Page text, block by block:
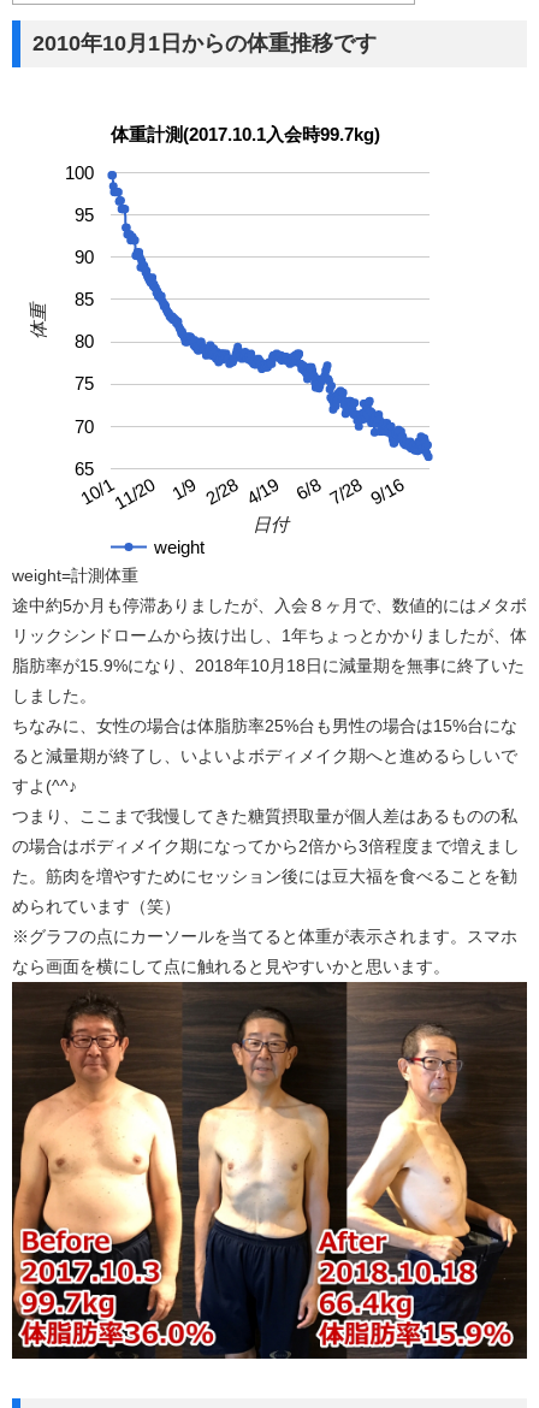
2010年10月1日からの体重推移です
体重計測(2017.10.1入会時99.7kg)
weight
10/111/20 1/9 2/28 4/19 6/8 7/28 9/16
65
70
75
80
85
90
95
100
日付
体重
weight=計測体重
途中約5か月も停滞ありましたが、入会８ヶ月で、数値的にはメタボ
リックシンドロームから抜け出し、1年ちょっとかかりましたが、体
脂肪率が15.9%になり、2018年10月18日に減量期を無事に終了いた
しました。
ちなみに、女性の場合は体脂肪率25%台も男性の場合は15%台にな
ると減量期が終了し、いよいよボディメイク期へと進めるらしいで
すよ(^^♪
つまり、ここまで我慢してきた糖質摂取量が個人差はあるものの私
の場合はボディメイク期になってから2倍から3倍程度まで増えまし
た。筋肉を増やすためにセッション後には豆大福を食べることを勧
められています（笑）
※グラフの点にカーソールを当てると体重が表示されます。スマホ
なら画面を横にして点に触れると見やすいかと思います。